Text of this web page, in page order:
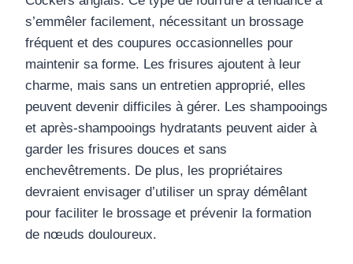
s’emmêler facilement, nécessitant un brossage
fréquent et des coupures occasionnelles pour
maintenir sa forme. Les frisures ajoutent à leur
charme, mais sans un entretien approprié, elles
peuvent devenir difficiles à gérer. Les shampooings
et après-shampooings hydratants peuvent aider à
garder les frisures douces et sans
enchevêtrements. De plus, les propriétaires
devraient envisager d’utiliser un spray démêlant
pour faciliter le brossage et prévenir la formation
de nœuds douloureux.